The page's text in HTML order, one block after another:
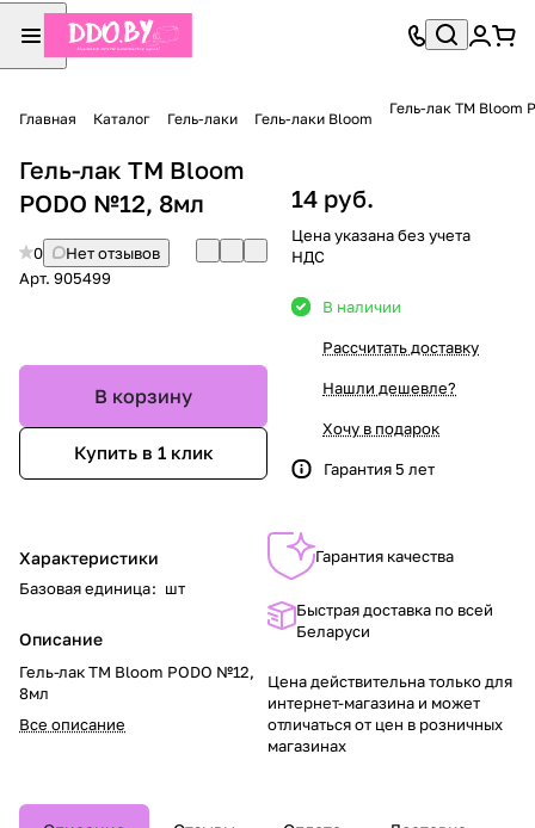
Главная Каталог Гель-лаки Гель-лаки Bloom
Гель-лак TM Bloom
Гель-лак TM Bloom
PODO №12, 8мл
0
Нет отзывов
Арт. 905499
В корзину
Купить в 1 клик
Характеристики
Базовая единица: шт
Описание
Гель-лак TM Bloom PODO №12,
8мл
Все описание
14 руб.
Цена указана без учета
НДС
В наличии
Рассчитать доставку
Нашли дешевле?
Хочу в подарок
Гарантия 5 лет
Гарантия качества
Быстрая доставка по всей
Беларуси
Цена действительна только для
интернет-магазина и может
отличаться от цен в розничных
магазинах